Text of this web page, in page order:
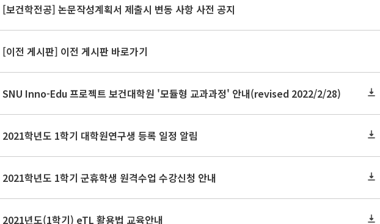
[보건학전공] 논문작성계획서 제출시 변동 사항 사전 공지
[이전 게시판] 이전 게시판 바로가기
SNU Inno-Edu 프로젝트 보건대학원 '모듈형 교과과정' 안내(revised 2022/2/28)
2021학년도 1학기 대학원연구생 등록 일정 알림
2021학년도 1학기 군휴학생 원격수업 수강신청 안내
2021년도(1학기) eTL 활용법 교육안내